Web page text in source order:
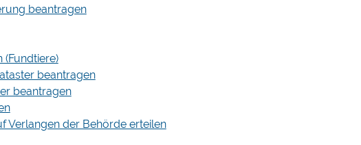
beantragen
beantragen
beantragen
Verlangen der Behörde erteilen